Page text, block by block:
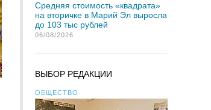
Средняя стоимость «квадрата»
на вторичке в Марий Эл выросла
до 103 тыс рублей
06/08/2026
ВЫБОР РЕДАКЦИИ
ОБЩЕСТВО